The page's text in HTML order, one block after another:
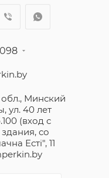
Минский
ул. 40 лет
(вход с
со
Естi", 11